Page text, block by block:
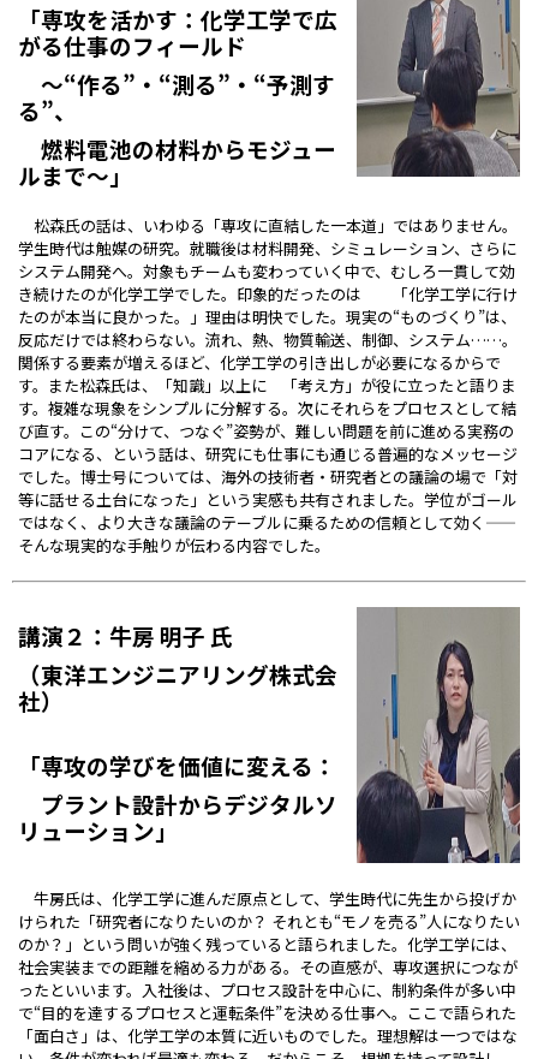
「専攻を活かす：化学工学で広
がる仕事のフィールド
～“作る”・“測る”・“予測す
る”、
燃料電池の材料からモジュー
ルまで～」
松森氏の話は、いわゆる「専攻に直結した一本道」ではありません。
学生時代は触媒の研究。就職後は材料開発、シミュレーション、さらに
システム開発へ。対象もチームも変わっていく中で、むしろ一貫して効
き続けたのが化学工学でした。印象的だったのは 「化学工学に行け
たのが本当に良かった。」理由は明快でした。現実の“ものづくり”は、
反応だけでは終わらない。流れ、熱、物質輸送、制御、システム……。
関係する要素が増えるほど、化学工学の引き出しが必要になるからで
す。また松森氏は、「知識」以上に 「考え方」が役に立ったと語りま
す。複雑な現象をシンプルに分解する。次にそれらをプロセスとして結
び直す。この“分けて、つなぐ”姿勢が、難しい問題を前に進める実務の
コアになる、という話は、研究にも仕事にも通じる普遍的なメッセージ
でした。博士号については、海外の技術者・研究者との議論の場で「対
等に話せる土台になった」という実感も共有されました。学位がゴール
ではなく、より大きな議論のテーブルに乗るための信頼として効く——
そんな現実的な手触りが伝わる内容でした。
講演２：牛房 明子 氏
（東洋エンジニアリング株式会
社）
「専攻の学びを価値に変える：
プラント設計からデジタルソ
リューション」
牛房氏は、化学工学に進んだ原点として、学生時代に先生から投げか
けられた「研究者になりたいのか？ それとも“モノを売る”人になりたい
のか？」という問いが強く残っていると語られました。化学工学には、
社会実装までの距離を縮める力がある。その直感が、専攻選択につなが
ったといいます。入社後は、プロセス設計を中心に、制約条件が多い中
で“目的を達するプロセスと運転条件”を決める仕事へ。ここで語られた
「面白さ」は、化学工学の本質に近いものでした。理想解は一つではな